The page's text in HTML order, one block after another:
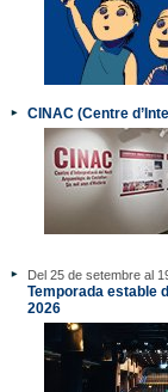
CINAC (Centre
Del 25 de setembre al
Temporada estable
2026